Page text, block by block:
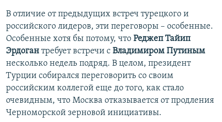
В отличие от предыдущих встреч турецкого и
российского лидеров, эти переговоры – особенные.
Особенные хотя бы потому, что Реджеп Тайип
Эрдоган требует встречи с Владимиром Путиным
несколько недель подряд. В целом, президент
Турции собирался переговорить со своим
российским коллегой еще до того, как стало
очевидным, что Москва отказывается от продления
Черноморской зерновой инициативы.